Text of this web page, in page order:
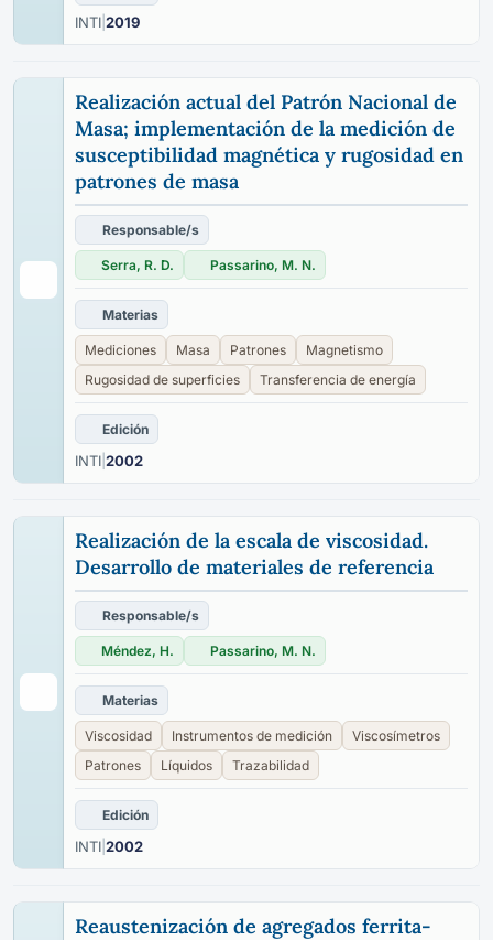
INTI 2019
Realización actual del Patrón Nacional de
Masa; implementación de la medición de
susceptibilidad magnética y rugosidad en
patrones de masa
Responsable/s
Serra, R. D. Passarino, M. N.
Materias
Mediciones Masa Patrones
Magnetismo
Rugosidad de superficies
Transferencia de energía
Edición
INTI 2002
Realización de la escala de viscosidad.
Desarrollo de materiales de referencia
Responsable/s
Méndez, H. Passarino, M. N.
Materias
Viscosidad Instrumentos de medición
Viscosímetros
Patrones
Líquidos Trazabilidad
Edición
INTI 2002
Reaustenización de agregados ferrita-